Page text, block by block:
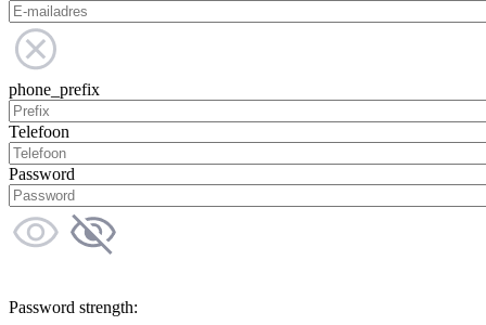
phone_prefix
Telefoon
Password
Password strength: